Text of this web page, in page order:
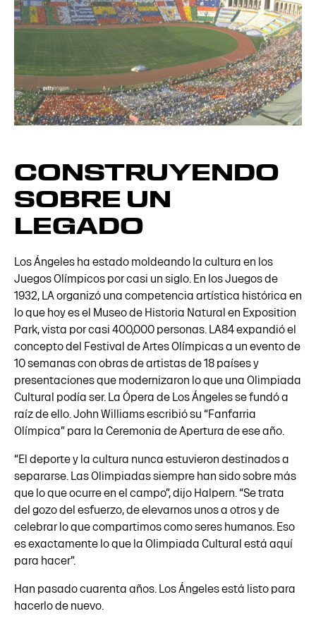
CONSTRUYENDO
SOBRE UN
LEGADO
Los Ángeles ha estado moldeando la cultura en los
Juegos Olímpicos por casi un siglo. En los Juegos de
1932, LA organizó una competencia artística histórica en
lo que hoy es el Museo de Historia Natural en Exposition
Park, vista por casi 400,000 personas. LA84 expandió el
concepto del Festival de Artes Olímpicas a un evento de
10 semanas con obras de artistas de 18 países y
presentaciones que modernizaron lo que una Olimpiada
Cultural podía ser. La Ópera de Los Ángeles se fundó a
raíz de ello. John Williams escribió su “Fanfarria
Olímpica” para la Ceremonia de Apertura de ese año.
“El deporte y la cultura nunca estuvieron destinados a
separarse. Las Olimpiadas siempre han sido sobre más
que lo que ocurre en el campo”, dijo Halpern. “Se trata
del gozo del esfuerzo, de elevarnos unos a otros y de
celebrar lo que compartimos como seres humanos. Eso
es exactamente lo que la Olimpiada Cultural está aquí
para hacer”.
Han pasado cuarenta años. Los Ángeles está listo para
hacerlo de nuevo.